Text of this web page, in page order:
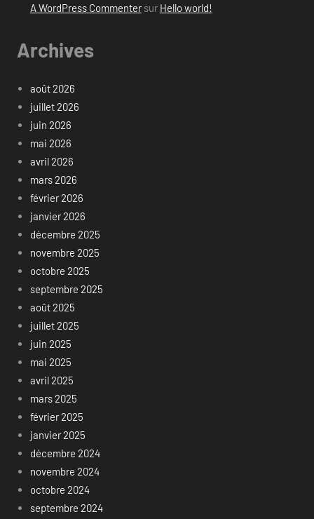
A WordPress Commentersur Hello world!
Archives
août 2026
juillet 2026
juin 2026
mai 2026
avril 2026
mars 2026
février 2026
janvier 2026
décembre 2025
novembre 2025
octobre 2025
septembre 2025
août 2025
juillet 2025
juin 2025
mai 2025
avril 2025
mars 2025
février 2025
janvier 2025
décembre 2024
novembre 2024
octobre 2024
septembre 2024